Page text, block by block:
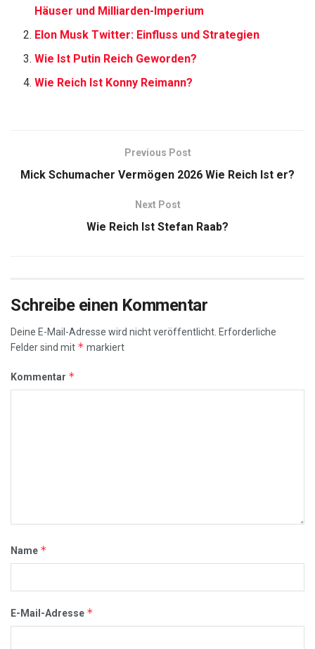
Häuser und Milliarden-Imperium
Elon Musk Twitter: Einfluss und Strategien
Wie Ist Putin Reich Geworden?
Wie Reich Ist Konny Reimann?
Previous Post
Mick Schumacher Vermögen 2026 Wie Reich Ist er?
Next Post
Wie Reich Ist Stefan Raab?
Schreibe einen Kommentar
Deine E-Mail-Adresse wird nicht veröffentlicht. Erforderliche
Felder sind mit * markiert
Kommentar *
Name *
E-Mail-Adresse *